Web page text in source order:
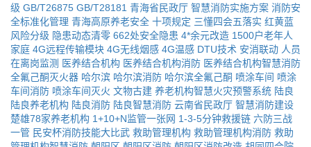
级 GB/T26875 GB/T28181 青海省民政厅 智慧消防实施方案 消防安
全标准化管理 青海高原养老安全 十项规定 三懂四会五落实 红黄蓝
风险分级 隐患动态清零 662处安全隐患 4*余元改造 1500户老年人
家庭 4G远程传输模块 4G无线烟感 4G温感 DTU技术 安消联动 人员
在离岗监测 医养结合机构 医养结合机构消防 医养结合机构智慧消防
全氟己酮灭火器 哈尔滨 哈尔滨消防 哈尔滨全氟己酮 喷涂车间 喷涂
车间消防 喷涂车间灭火 文物古建 养老机构智慧火灾预警系统 陆良
陆良养老机构 陆良消防 陆良智慧消防 云南省民政厅 智慧消防建设
楚雄78家养老机构 1+10+N监管一张网 1-3-5分钟救援链 六防三战
一管 民安杯消防技能大比武 救助管理机构 救助管理机构消防 救助